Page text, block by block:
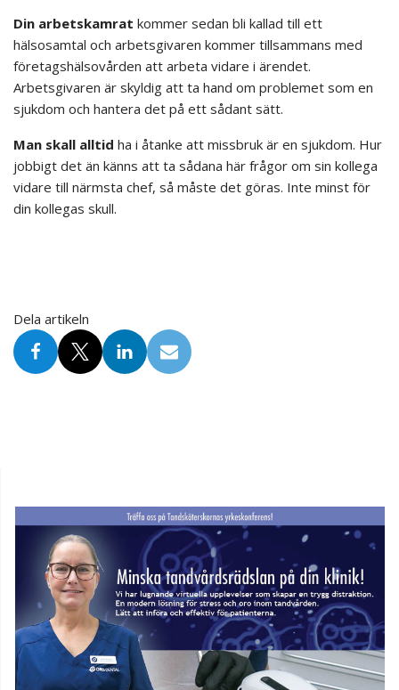
Din arbetskamrat kommer sedan bli kallad till ett
hälsosamtal och arbetsgivaren kommer tillsammans med
företagshälsovården att arbeta vidare i ärendet.
Arbetsgivaren är skyldig att ta hand om problemet som en
sjukdom och hantera det på ett sådant sätt.
Man skall alltid ha i åtanke att missbruk är en sjukdom. Hur
jobbigt det än känns att ta sådana här frågor om sin kollega
vidare till närmsta chef, så måste det göras. Inte minst för
din kollegas skull.
Dela artikeln